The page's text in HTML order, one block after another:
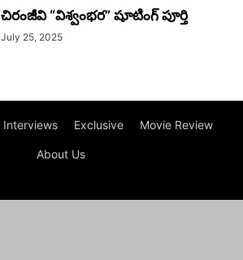
చిరంజీవి “విశ్వంభర” షూటింగ్ పూర్తి
July 25, 2025
Interviews Exclusive Movie Review
About Us